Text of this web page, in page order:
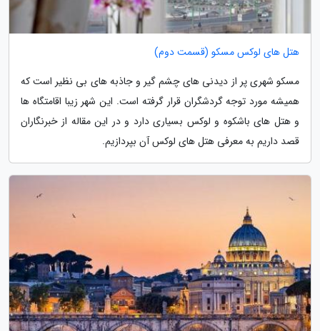
هتل های لوکس مسکو (قسمت دوم)
مسکو شهری پر از دیدنی های چشم گیر و جاذبه های بی نظیر است که
همیشه مورد توجه گردشگران قرار گرفته است. این شهر زیبا اقامتگاه ها
و هتل های باشکوه و لوکس بسیاری دارد و در این مقاله از خبرنگاران
قصد داریم به معرفی هتل های لوکس آن بپردازیم.